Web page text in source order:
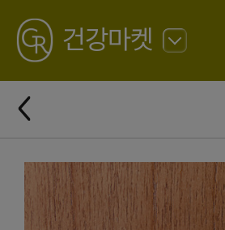
GREATING
건강마켓
로
뒤
로
가